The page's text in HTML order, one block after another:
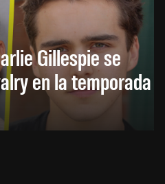
Gillespie se
en la temporada